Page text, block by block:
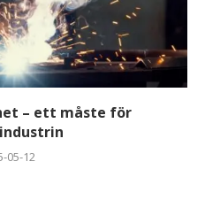
– ett måste för
05-12